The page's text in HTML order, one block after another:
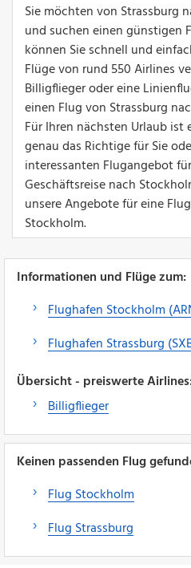
Sie möchten von Strassburg
und suchen einen günstigen
können Sie schnell und
Flüge von rund 550 Airlines
Billigflieger oder eine
einen Flug von Strassburg
Für Ihren nächsten Urlaub
genau das Richtige für Sie
interessanten Flugangebot
Geschäftsreise nach
unsere Angebote für eine
Stockholm.
Informationen und Flüge zum:
Flughafen Stockholm
Flughafen Strassburg
Übersicht - preiswerte
Billigflieger
Keinen passenden Flug
Flug Stockholm
Flug Strassburg